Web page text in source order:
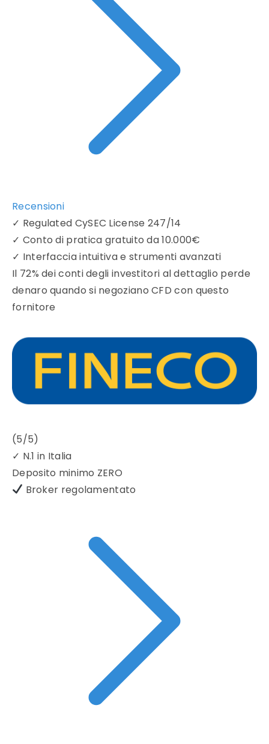
Recensioni
✓ Regulated CySEC License 247/14
✓ Conto di pratica gratuito da 10.000€
✓ Interfaccia intuitiva e strumenti avanzati
Il 72% dei conti degli investitori al dettaglio perde
denaro quando si negoziano CFD con questo
fornitore
(5/5)
✓ N.1 in Italia
Deposito minimo ZERO
Broker regolamentato